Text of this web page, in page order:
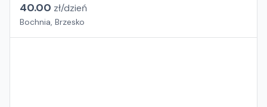
40.00 zł/dzień
Bochnia, Brzesko